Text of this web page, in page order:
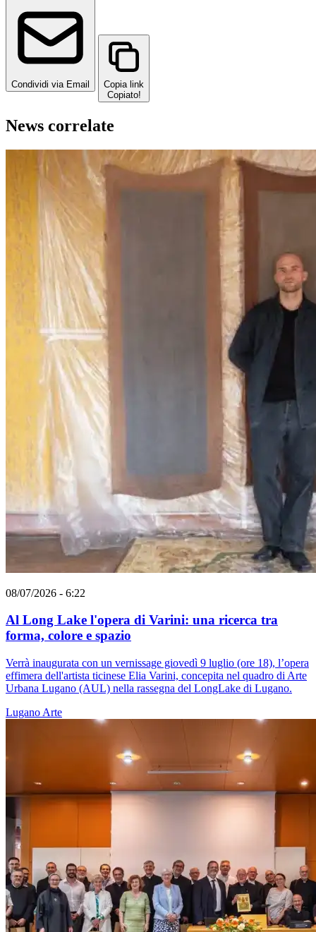
Condividi via Email
Copia link
Copiato!
News correlate
08/07/2026 - 6:22
Al Long Lake l'opera di Varini: una ricerca tra
forma, colore e spazio
Verrà inaugurata con un vernissage giovedì 9 luglio (ore 18), l’opera
effimera dell'artista ticinese Elia Varini, concepita nel quadro di Arte
Urbana Lugano (AUL) nella rassegna del LongLake di Lugano.
Lugano Arte